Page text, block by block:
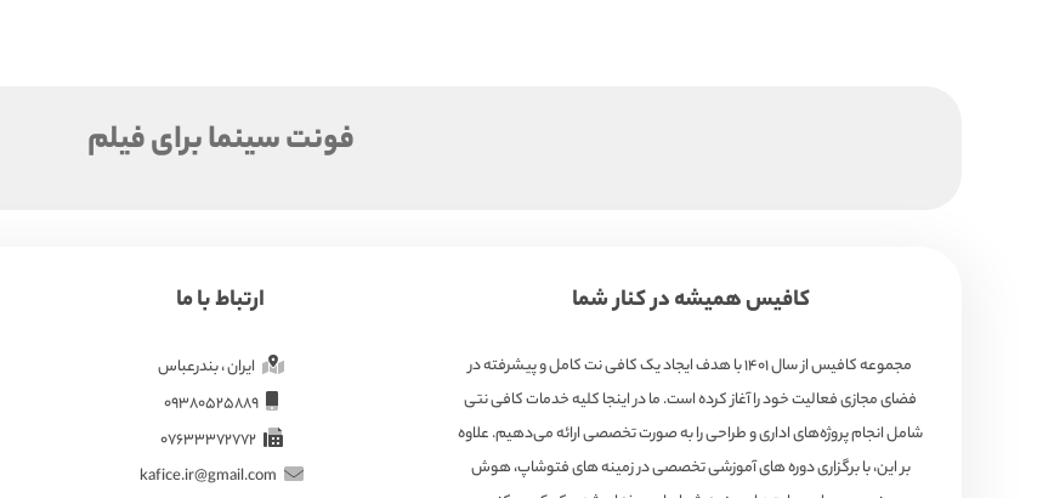
فونت سینما برای فیلم
کافیس همیشه در کنار شما
مجموعه کافیس از سال ۱۴۰۱ با هدف ایجاد یک کافی نت کامل و پیشرفته در
فضای مجازی فعالیت خود را آغاز کرده است. ما در اینجا کلیه خدمات کافی نتی
شامل انجام پروژه‌های اداری و طراحی را به صورت تخصصی ارائه می‌دهیم. علاوه
بر این، با برگزاری دوره های آموزشی تخصصی در زمینه های فتوشاپ، هوش
ارتباط با ما
ایران ، بندرعباس
07633372772